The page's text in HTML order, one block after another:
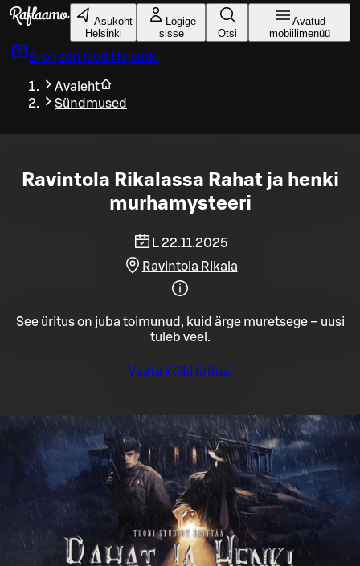
Liigu peamise sisu juurde
Asukoht
Helsinki
Logige
sisse
Otsi
Avatud
mobiilimenüü
Broneeri laud Helsinki
Avaleht
Sündmused
Ravintola Rikalassa Rahat ja henki
murhamysteeri
L 22.11.2025
Ravintola Rikala
See üritus on juba toimunud, kuid ärge muretsege – uusi
tuleb veel.
Vaata kõiki üritusi